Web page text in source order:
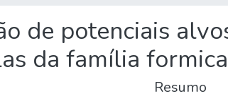
de potenciais
da família
Resumo